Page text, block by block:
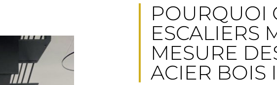
POURQUOI
ESCALIERS
MESURE
ACIER BOIS